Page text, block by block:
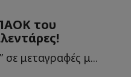
του
σε μεταγραφές μ...